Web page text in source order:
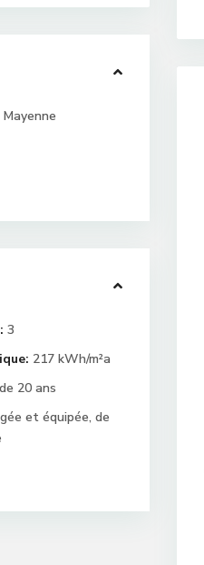
Mayenne
3
217 kWh/m²a
20 ans
et équipée, de